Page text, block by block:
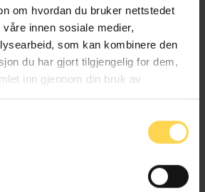
om hvordan du bruker nettstedet
innen sosiale medier,
som kan kombinere den
du har gjort tilgjengelig for dem,
inn gjennom din bruk av
Koch Haugane
Advokatfirmaet Wiersholm AS
Wiersholm AS